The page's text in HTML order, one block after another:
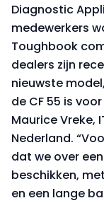
Diagnostic
medewerkers
Toughbook
dealers zijn
nieuwste
de CF 55 is
Maurice Vreke,
Nederland.
dat we over
beschikken,
en een lange